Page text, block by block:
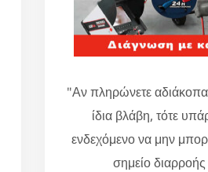
"Αν πληρώνετε αδιάκοπα
ίδια βλάβη, τότε
ενδεχόμενο να μην
σημείο